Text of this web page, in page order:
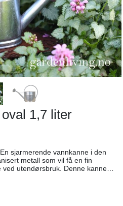
1,7 liter
metall som vil få en fin
utendørsbruk. Denne kannen
eller i hagen. Mål: Antall